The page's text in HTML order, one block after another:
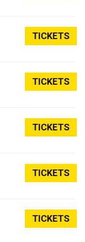
TICKETS
TICKETS
TICKETS
TICKETS
TICKETS